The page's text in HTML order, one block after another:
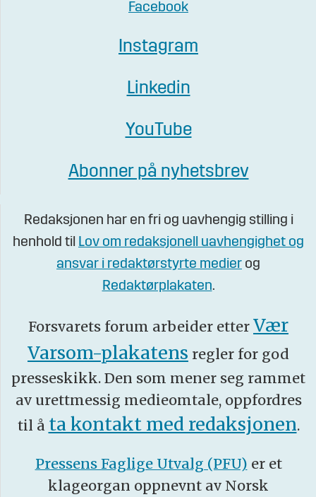
Facebook
Instagram
Linkedin
YouTube
Abonner på nyhetsbrev
Redaksjonen har en fri og uavhengig stilling i
henhold til Lov om redaksjonell uavhengighet og
ansvar i redaktørstyrte medier og
Redaktørplakaten.
Forsvarets forum arbeider etter Vær
Varsom-plakatens regler for god
presseskikk. Den som mener seg rammet
av urettmessig medieomtale, oppfordres
til å ta kontakt med redaksjonen.
Pressens Faglige Utvalg (PFU) er et
klageorgan oppnevnt av Norsk